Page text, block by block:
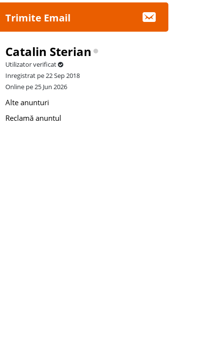
Trimite Email
Catalin Sterian
Utilizator verificat
Inregistrat pe 22 Sep 2018
Online pe 25 Jun 2026
Alte anunturi
Reclamă anuntul